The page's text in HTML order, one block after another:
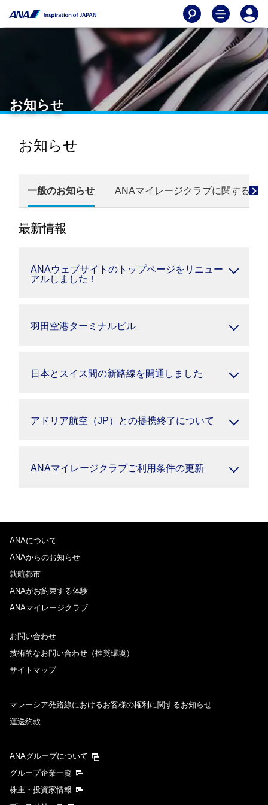
お知らせ
お知らせ
一般のお知らせ ANAマイレージクラブに関するお
最新情報
ANAウェブサイトのトップページをリニュー
アルしました！
羽田空港ターミナルビル
日本とスイス間の新路線を開通しました
アドリア航空（JP）との提携終了について
ANAマイレージクラブご利用条件の更新
ANAについて
ANAからのお知らせ
就航都市
ANAがお約束する体験
ANAマイレージクラブ
お問い合わせ
技術的なお問い合わせ（推奨環境）
サイトマップ
マレーシア発路線におけるお客様の権利に関するお知らせ
運送約款
ANAグループについて
グループ企業一覧
株主・投資家情報